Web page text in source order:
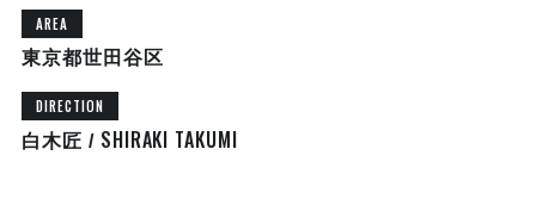
AREA
東京都世田谷区
DIRECTION
白木匠 / SHIRAKI TAKUMI